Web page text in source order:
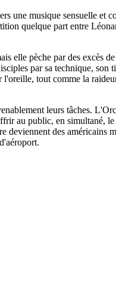
une musique sensuelle
quelque part entre
elle pèche par des
par sa technique,
tout comme la
leurs tâches.
au public, en simultané,
des